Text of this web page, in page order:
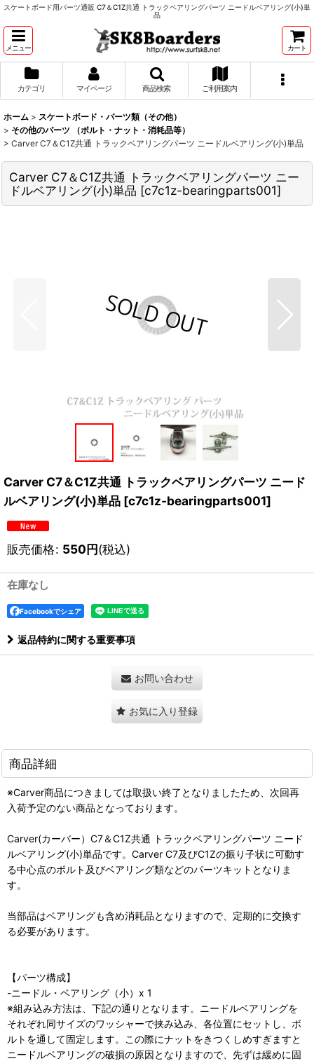
スケートボード用パーツ通販 C7＆C1Z共通 トラックベアリングパーツ ニードルベアリング(小)単
品
メニュー カート
カテゴリ マイページ 商品検索 ご利用案内
ホーム > スケートボード・パーツ類（その他）
> その他のパーツ （ボルト・ナット・消耗品等）
> Carver C7＆C1Z共通 トラックベアリングパーツ ニードルベアリング(小)単品
Carver C7＆C1Z共通 トラックベアリングパーツ ニー
ドルベアリング(小)単品 [c7c1z-bearingparts001]
Carver C7＆C1Z共通 トラックベアリングパーツ ニード
ルベアリング(小)単品 [c7c1z-bearingparts001]
販売価格: 550円(税込)
在庫なし
Facebookでシェア
返品特約に関する重要事項
お問い合わせ
お気に入り登録
商品詳細
※Carver商品につきましては取扱い終了となりましたため、次回再
入荷予定のない商品となっております。
Carver(カーバー）C7＆C1Z共通 トラックベアリングパーツ ニード
ルベアリング(小)単品です。Carver C7及びC1Zの振り子状に可動す
る中心点のボルト及びベアリング類などのパーツキットとなりま
す。
当部品はベアリングも含め消耗品となりますので、定期的に交換す
る必要があります。
【パーツ構成】
-ニードル・ベアリング（小）x 1
※組み込み方法は、下記の通りとなります。ニードルベアリングを
それぞれ同サイズのワッシャーで挟み込み、各位置にセットし、ボ
ルトを通して固定します。この際にナットをきつくしめすぎますと
ニードルベアリングの破損の原因となりますので、先ずは緩めに固